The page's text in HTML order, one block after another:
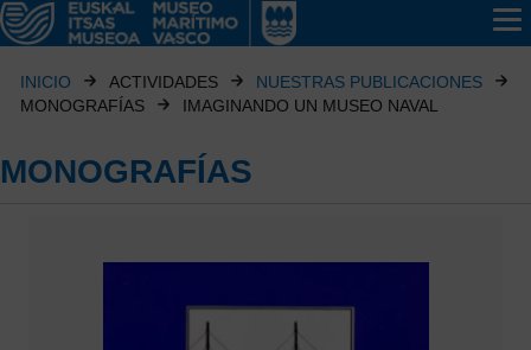
INICIO ACTIVIDADES
NUESTRAS PUBLICACIONES
MONOGRAFÍAS
IMAGINANDO UN MUSEO NAVAL
MONOGRAFÍAS